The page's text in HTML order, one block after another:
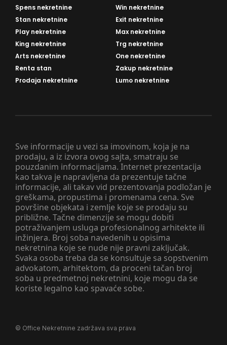
Sve informacije u vezi sa imovinom, koja je na
prodaju, a iz izvora ovog sajta, smatraju se
pouzdanim informacijama. Internet prezentacija
kao takva je napravljena da prezentuje tačne
informacije, ali takav vid prezentovanja podložan je
greškama, propustima i promenama cena. Sve
površine objekata i zemlje koje se prodaju su
približne. Tačne dimenzije se mogu dobiti
potraživanjem usluga profesionalnog arhitekte ili
inžinjera. Broj soba navedenih u opisima
nekretnina koje se nude nije pravni zaključak.
Svaka osoba treba da se konsultuje sa sopstvenim
advokatom, arhitektom, da proceni tačan broj
soba u predmetnoj nekretnini, koje mogu da se
koriste legalno kao spavaće sobe.
Spens nekretnine
Win nekretnine
Stan nekretnine
Exit nekretnine
Play nekretnine
Max nekretnine
King nekretnine
Trg nekretnine
Arts nekretnine
One nekretnine
Renta stan
Zakup nekretnine
Prodaja nekretnine
Lumo nekretnine
© Office Nekretnine zadržava sva prava